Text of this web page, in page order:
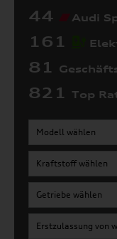
44 Audi
161
81
821 Top
Modell wählen
Kraftstoff wählen
Getriebe wählen